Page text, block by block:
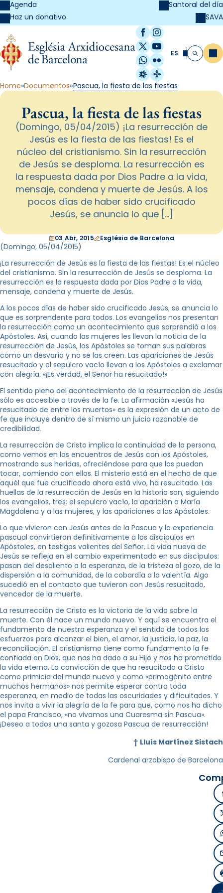
Agenda
Haz un donativo
Santoral del día
SAVA
Facebook
Instagram
X / Twitter
YouTube
WhatsApp
Flickr
Radio Estel
Catalunya
ES Buscar
Home Documentos Pascua, la fiesta de las fiestas
Pascua, la fiesta de las fiestas
(Domingo, 05/04/2015) ¡La resurrección de
Jesús es la fiesta de las fiestas! Es el
núcleo del cristianismo. Sin la resurrección
de Jesús se desploma. La resurrección es
la respuesta dada por Dios Padre a la vida,
mensaje, condena y muerte de Jesús. A los
pocos días de haber sido crucificado
Jesús, se anuncia lo que […]
03 Abr, 2015 Església de Barcelona
(Domingo, 05/04/2015)
¡La resurrección de Jesús es la fiesta de las fiestas! Es el núcleo
del cristianismo. Sin la resurrección de Jesús se desploma. La
resurrección es la respuesta dada por Dios Padre a la vida,
mensaje, condena y muerte de Jesús.
A los pocos días de haber sido crucificado Jesús, se anuncia lo
que es sorprendente para todos. Los evangelios nos presentan
la resurrección como un acontecimiento que sorprendió a los
Apóstoles. Así, cuando las mujeres les llevan la noticia de la
resurrección de Jesús, los Apóstoles se toman sus palabras
como un desvarío y no se las creen. Las apariciones de Jesús
resucitado y el sepulcro vacío llevan a los Apóstoles a exclamar
con alegría: «¡Es verdad, el Señor ha resucitado!»
El sentido pleno del acontecimiento de la resurrección de Jesús
sólo es accesible a través de la fe. La afirmación «Jesús ha
resucitado de entre los muertos» es la expresión de un acto de
fe que incluye dentro de sí mismo un juicio razonable de
credibilidad.
La resurrección de Cristo implica la continuidad de la persona,
como vemos en los encuentros de Jesús con los Apóstoles,
mostrando sus heridas, ofreciéndose para que las puedan
tocar, comiendo con ellos. El misterio está en el hecho de que
aquél que fue crucificado ahora está vivo, ha resucitado. Las
huellas de la resurrección de Jesús en la historia son, siguiendo
los evangelios, tres: el sepulcro vacío, la aparición a María
Magdalena y a las mujeres, y las apariciones a los Apóstoles.
Lo que vivieron con Jesús antes de la Pascua y la experiencia
pascual convirtieron definitivamente a los discípulos en
Apóstoles, en testigos valientes del Señor. La vida nueva de
Jesús se refleja en el cambio experimentado en sus discípulos:
pasan del desaliento a la esperanza, de la tristeza al gozo, de la
dispersión a la comunidad, de la cobardía a la valentía. Algo
sucedió en el contacto que tuvieron con Jesús resucitado,
vencedor de la muerte.
La resurrección de Cristo es la victoria de la vida sobre la
muerte. Con él nace un mundo nuevo. Y aquí se encuentra el
fundamento de nuestra esperanza y el sentido de todos los
esfuerzos para alcanzar el bien, el amor, la justicia, la paz, la
reconciliación. El cristianismo tiene como fundamento la fe
confiada en Dios, que nos ha dado a su Hijo y nos ha prometido
la vida eterna. La convicción de que ha resucitado a Cristo
como primicia del mundo nuevo y como «primogénito entre
muchos hermanos» nos permite esperar contra toda
esperanza, en medio de todas las oscuridades y dificultades. Y
nos invita a vivir la alegría de la fe para que, como nos ha dicho
el papa Francisco, «no vivamos una Cuaresma sin Pascua».
¡Deseo a todos una santa y gozosa Pascua de resurrección!
† Lluís Martínez Sistach
Cardenal arzobispo de Barcelona